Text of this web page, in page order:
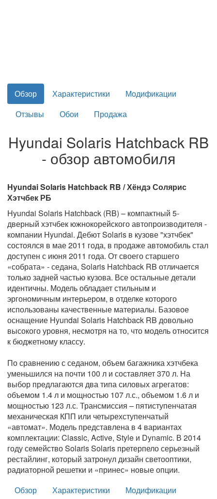
Обзор Характеристики
Модификации
Отзывы
Обои Продажа
Hyundai Solaris Hatchback RB
- обзор автомобиля
Hyundai Solaris Hatchback RB / Хёндэ Солярис
Хэтчбек РБ
Hyundai Solaris Hatchback (RB) – компактный 5-
дверный хэтчбек южнокорейского автопроизводителя -
компании Hyundai. Дебют Solaris в кузове "хэтчбек"
состоялся в мае 2011 года, в продаже автомобиль стал
доступен с июня 2011 года. От своего старшего
«собрата» - седана, Solaris Hatchback RB отличается
только задней частью кузова. Все остальные детали
идентичны. Модель обладает стильным и
эргономичным интерьером, в отделке которого
использованы качественные материалы. Базовое
оснащение Hyundai Solaris Hatchback RB довольно
высокого уровня, несмотря на то, что модель относится
к бюджетному классу.
По сравнению с седаном, объем багажника хэтчбека
уменьшился на почти 100 л и составляет 370 л. На
выбор предлагаются два типа силовых агрегатов:
объемом 1.4 л и мощностью 107 л.с., объемом 1.6 л и
мощностью 123 л.с. Трансмиссия – пятиступенчатая
механическая КПП или четырехступенчатый
«автомат». Модель представлена в 4 вариантах
комплектации: Classic, Active, Style и Dynamic. В 2014
году семейство Solaris Solaris претерпело серьезный
рестайлинг, который затронул дизайн светооптики,
радиаторной решетки и «принес» новые опции.
Обзор
Характеристики
Модификации